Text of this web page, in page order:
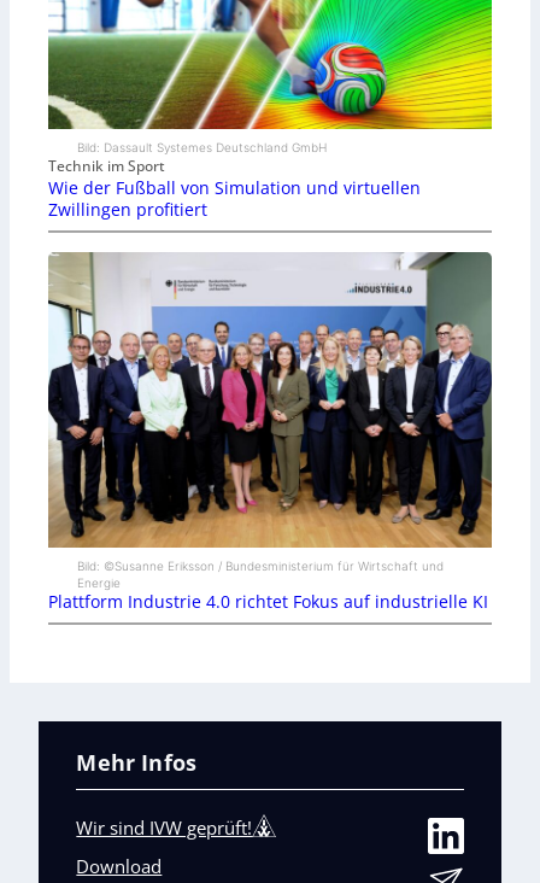
Bild: Dassault Systemes Deutschland GmbH
Technik im Sport
Wie der Fußball von Simulation und virtuellen
Zwillingen profitiert
Bild: ©Susanne Eriksson / Bundesministerium für Wirtschaft und
Energie
Plattform Industrie 4.0 richtet Fokus auf industrielle KI
Mehr Infos
Wir sind IVW geprüft!
Download